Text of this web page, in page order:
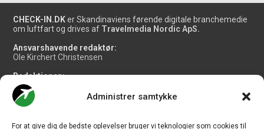
Administrer samtykke
For at give dig de bedste oplevelser bruger vi teknologier som cookies til
CHECK-IN.DK er Skandinaviens førende digitale branchemedie
om luftfart og drives af Travelmedia Nordic ApS.
Ansvarshavende redaktør:
Ole Kirchert Christensen
Redaktionen:
Christian Granhøj Skouboe
Henrik Baumgarten
Danny Longhi Andreasen